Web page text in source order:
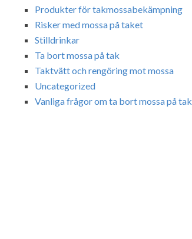
Produkter för takmossabekämpning
Risker med mossa på taket
Stilldrinkar
Ta bort mossa på tak
Taktvätt och rengöring mot mossa
Uncategorized
Vanliga frågor om ta bort mossa på tak